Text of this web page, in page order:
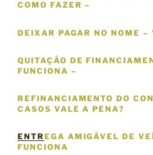
COMO FAZER –
DEIXAR PAGAR NO NOME –
QUITAÇÃO DE
FUNCIONA –
REFINANCIAMENTO DO
CASOS VALE A PENA?
ENTREGA AMIGÁVEL DE
FUNCIONA